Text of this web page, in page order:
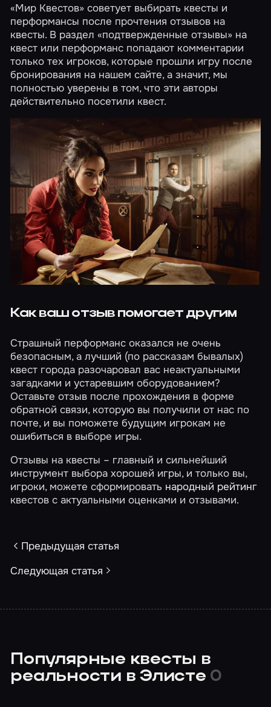
«Мир Квестов» советует выбирать квесты и
перформансы после прочтения отзывов на
квесты. В раздел «подтвержденные отзывы» на
квест или перформанс попадают комментарии
только тех игроков, которые прошли игру после
бронирования на нашем сайте, а значит, мы
полностью уверены в том, что эти авторы
действительно посетили квест.
Как ваш отзыв помогает другим
Страшный перформанс оказался не очень
безопасным, а лучший (по рассказам бывалых)
квест города разочаровал вас неактуальными
загадками и устаревшим оборудованием?
Оставьте отзыв после прохождения в форме
обратной связи, которую вы получили от нас по
почте, и вы поможете будущим игрокам не
ошибиться в выборе игры.
Отзывы на квесты – главный и сильнейший
инструмент выбора хорошей игры, и только вы,
игроки, можете сформировать народный рейтинг
квестов с актуальными оценками и отзывами.
Предыдущая статья
Следующая статья
Популярные квесты в
реальности в Элисте 0